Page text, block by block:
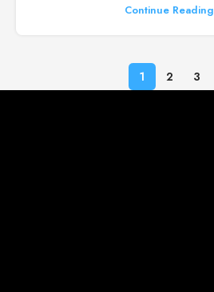
Continue Reading
1 2 3